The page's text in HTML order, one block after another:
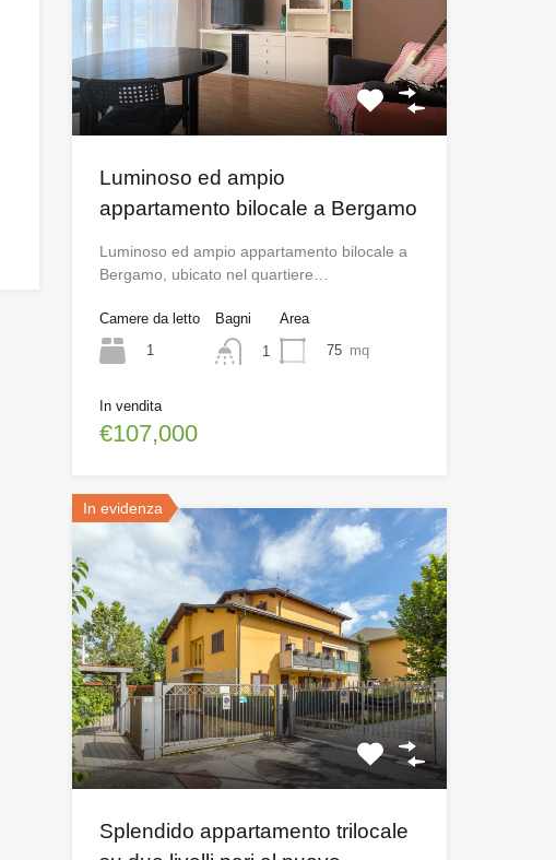
Luminoso ed ampio
appartamento bilocale a Bergamo
Luminoso ed ampio appartamento bilocale a
Bergamo, ubicato nel quartiere…
Camere da letto
1
Bagni
1
Area
75 mq
In vendita
€107,000
In evidenza
Splendido appartamento trilocale